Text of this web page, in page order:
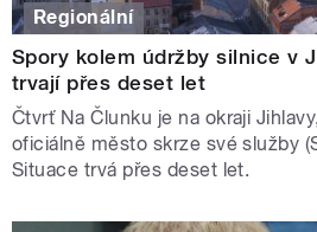
Regionální
Spory kolem údržby silnice v
trvají přes deset let
Čtvrť Na Člunku je na okraji
oficiálně město skrze své služby
Situace trvá přes deset let.